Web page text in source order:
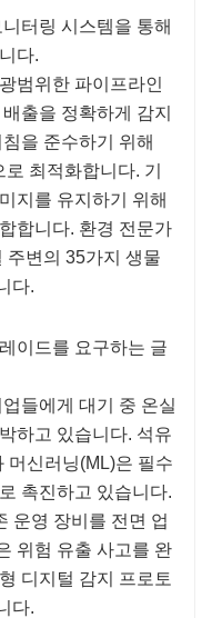
터링 시스템을 통해
다.
범위한 파이프라인
출을 정확하게 감지
을 준수하기 위해
최적화합니다. 기
지를 유지하기 위해
합니다. 환경 전문가
주변의 35가지 생물
다.
이드를 요구하는 글
들에게 대기 중 온실
하고 있습니다. 석유
머신러닝(ML)은 필수
촉진하고 있습니다.
운영 장비를 전면 업
위험 유출 사고를 완
디지털 감지 프로토
다.